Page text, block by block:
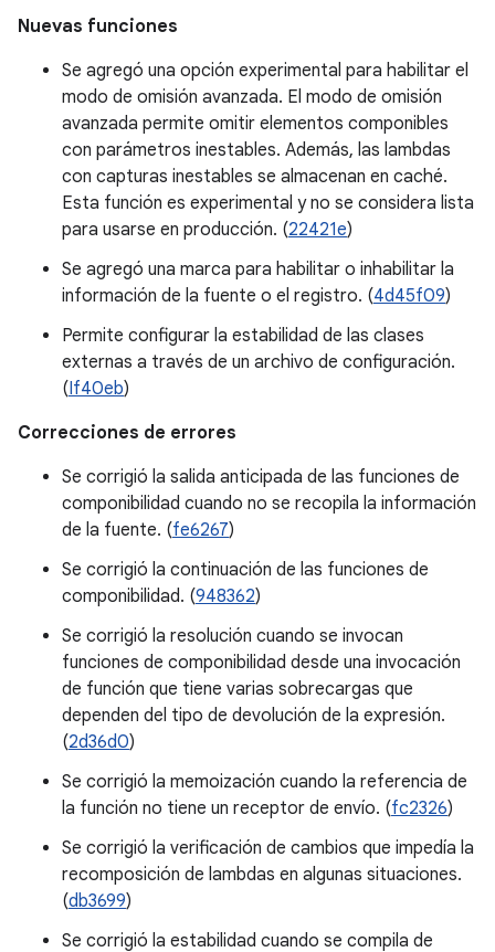
Nuevas funciones
Se agregó una opción experimental para habilitar el
modo de omisión avanzada. El modo de omisión
avanzada permite omitir elementos componibles
con parámetros inestables. Además, las lambdas
con capturas inestables se almacenan en caché.
Esta función es experimental y no se considera lista
para usarse en producción. (22421e)
Se agregó una marca para habilitar o inhabilitar la
información de la fuente o el registro. (4d45f09)
Permite configurar la estabilidad de las clases
externas a través de un archivo de configuración.
(If40eb)
Correcciones de errores
Se corrigió la salida anticipada de las funciones de
componibilidad cuando no se recopila la información
de la fuente. (fe6267)
Se corrigió la continuación de las funciones de
componibilidad. (948362)
Se corrigió la resolución cuando se invocan
funciones de componibilidad desde una invocación
de función que tiene varias sobrecargas que
dependen del tipo de devolución de la expresión.
(2d36d0)
Se corrigió la memoización cuando la referencia de
la función no tiene un receptor de envío. (fc2326)
Se corrigió la verificación de cambios que impedía la
recomposición de lambdas en algunas situaciones.
(db3699)
Se corrigió la estabilidad cuando se compila de